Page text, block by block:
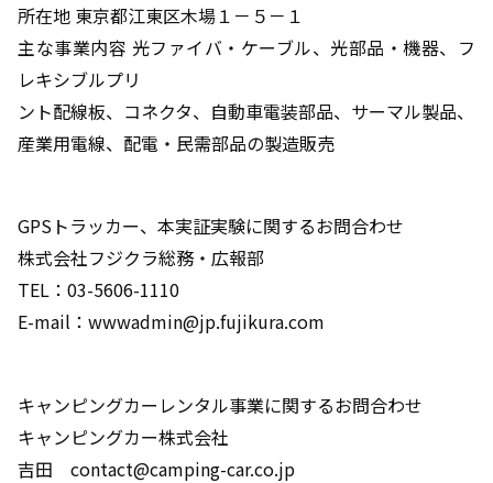
所在地 東京都江東区木場１－５－１
主な事業内容 光ファイバ・ケーブル、光部品・機器、フ
レキシブルプリ
ント配線板、コネクタ、自動車電装部品、サーマル製品、
産業用電線、配電・民需部品の製造販売
GPSトラッカー、本実証実験に関するお問合わせ
株式会社フジクラ総務・広報部
TEL：03-5606-1110
E-mail：wwwadmin@jp.fujikura.com
キャンピングカーレンタル事業に関するお問合わせ
キャンピングカー株式会社
吉田 contact@camping-car.co.jp